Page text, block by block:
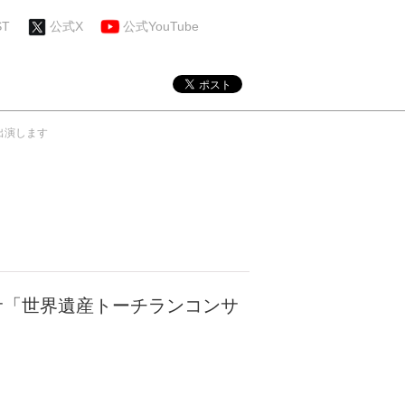
公式X 公式YouTube
演します
世界遺産トーチランコンサ